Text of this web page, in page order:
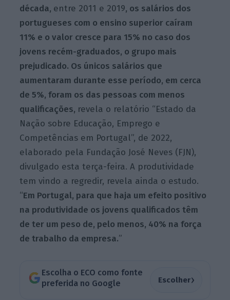
década, entre 2011 e 2019, os salários dos
portugueses com o ensino superior caíram
11% e o valor cresce para 15% no caso dos
jovens recém-graduados, o grupo mais
prejudicado. Os únicos salários que
aumentaram durante esse período, em cerca
de 5%, foram os das pessoas com menos
qualificações, revela o relatório “Estado da
Nação sobre Educação, Emprego e
Competências em Portugal”, de 2022,
elaborado pela Fundação José Neves (FJN),
divulgado esta terça-feira. A produtividade
tem vindo a regredir, revela ainda o estudo.
“Em Portugal, para que haja um efeito positivo
na produtividade os jovens qualificados têm
de ter um peso de, pelo menos, 40% na força
de trabalho da empresa.”
Escolha o ECO como fonte
preferida no Google
Escolher›